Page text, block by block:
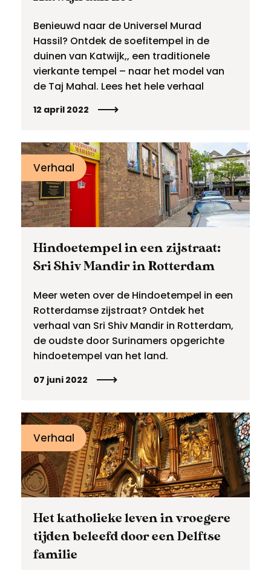
Benieuwd naar de Universel Murad
Hassil? Ontdek de soefitempel in de
duinen van Katwijk,, een traditionele
vierkante tempel – naar het model van
de Taj Mahal. Lees het hele verhaal
12 april 2022
Hindoetempel in een zijstraat:
Sri Shiv Mandir in Rotterdam
Meer weten over de Hindoetempel in een
Rotterdamse zijstraat? Ontdek het
verhaal van Sri Shiv Mandir in Rotterdam,
de oudste door Surinamers opgerichte
hindoetempel van het land.
07 juni 2022
Verhaal
Het katholieke leven in vroegere
tijden beleefd door een Delftse
familie
Verhaal